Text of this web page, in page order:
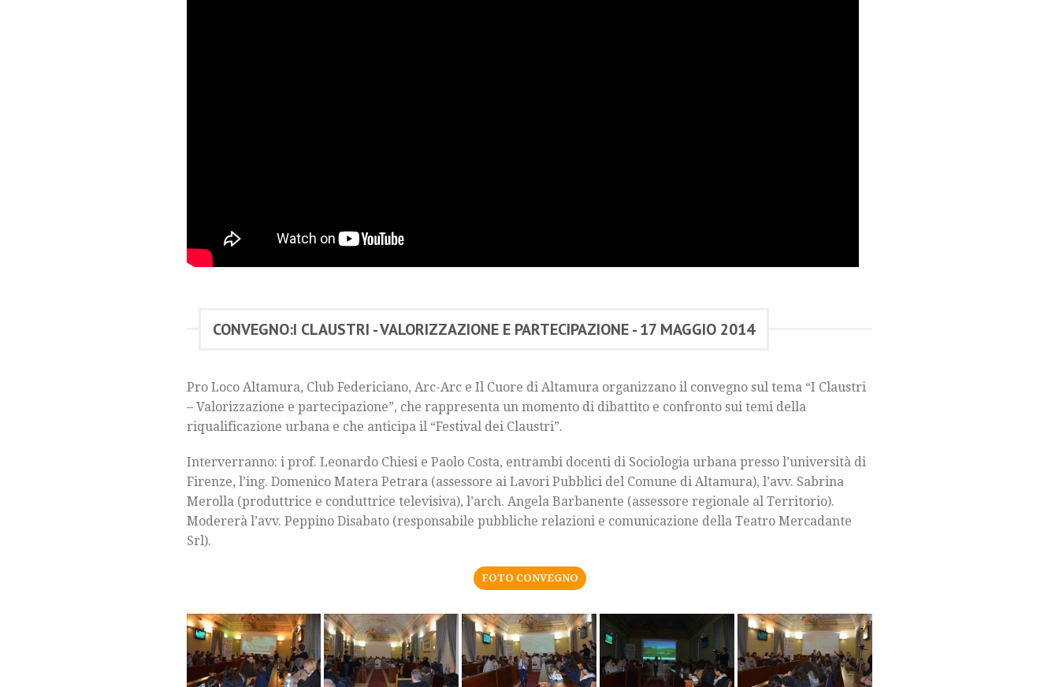
CONVEGNO:I CLAUSTRI - VALORIZZAZIONE E PARTECIPAZIONE - 17 MAGGIO 2014
Pro Loco Altamura, Club Federiciano, Arc-Arc e Il Cuore di Altamura organizzano il convegno sul tema “I Claustri
– Valorizzazione e partecipazione”, che rappresenta un momento di dibattito e confronto sui temi della
riqualificazione urbana e che anticipa il “Festival dei Claustri”.
Interverranno: i prof. Leonardo Chiesi e Paolo Costa, entrambi docenti di Sociologia urbana presso l’università di
Firenze, l’ing. Domenico Matera Petrara (assessore ai Lavori Pubblici del Comune di Altamura), l’avv. Sabrina
Merolla (produttrice e conduttrice televisiva), l’arch. Angela Barbanente (assessore regionale al Territorio).
Modererà l’avv. Peppino Disabato (responsabile pubbliche relazioni e comunicazione della Teatro Mercadante
Srl).
FOTO CONVEGNO